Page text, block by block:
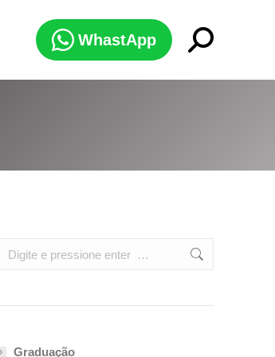
WhastApp Search:
Search:
Graduação